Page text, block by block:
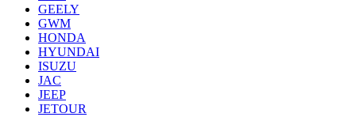
GEELY
GWM
HONDA
HYUNDAI
ISUZU
JAC
JEEP
JETOUR